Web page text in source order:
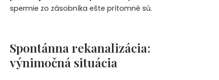
spermie zo zásobníka ešte prítomné sú.
Spontánna rekanalizácia:
výnimočná situácia